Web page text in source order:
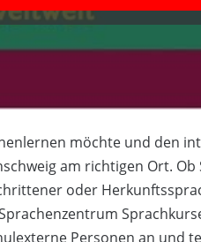
möchte und den
am richtigen Ort. Ob
oder
Personen an und